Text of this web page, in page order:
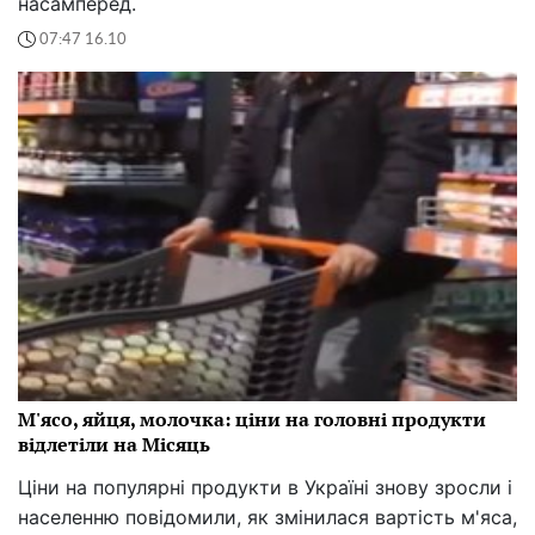
07:47 16.10
М'ясо, яйця, молочка: ціни на головні продукти
відлетіли на Місяць
Ціни на популярні продукти в Україні знову зросли і
населенню повідомили, як змінилася вартість м'яса,